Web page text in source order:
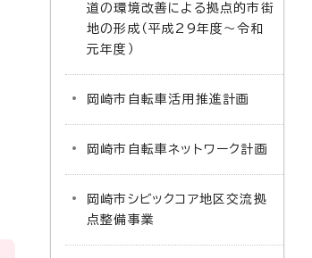
道の環境改善による拠点的市街
地の形成（平成29年度～令和
元年度）
岡崎市自転車活用推進計画
岡崎市自転車ネットワーク計画
岡崎市シビックコア地区交流拠
点整備事業